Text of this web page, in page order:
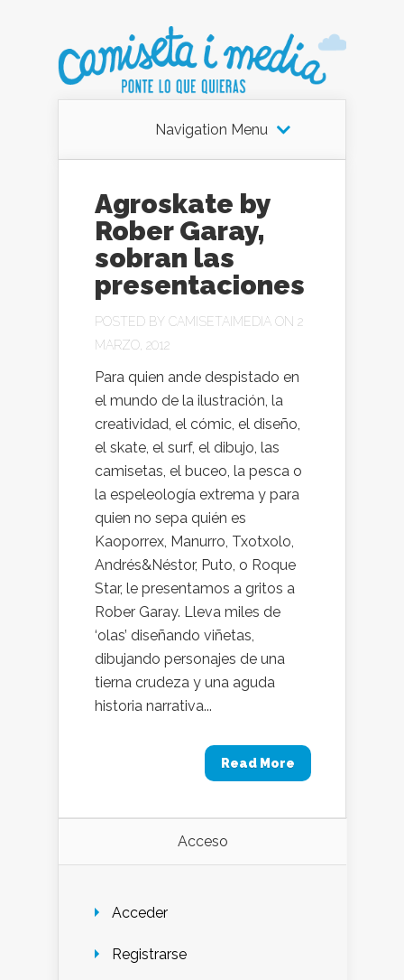
Navigation Menu
Agroskate by
Rober Garay,
sobran las
presentaciones
POSTED BY CAMISETAIMEDIA ON 2
MARZO, 2012
Para quien ande despistado en
el mundo de la ilustración, la
creatividad, el cómic, el diseño,
el skate, el surf, el dibujo, las
camisetas, el buceo, la pesca o
la espeleología extrema y para
quien no sepa quién es
Kaoporrex, Manurro, Txotxolo,
Andrés&Néstor, Puto, o Roque
Star, le presentamos a gritos a
Rober Garay. Lleva miles de
‘olas’ diseñando viñetas,
dibujando personajes de una
tierna crudeza y una aguda
historia narrativa...
Read More
Acceso
Acceder
Registrarse